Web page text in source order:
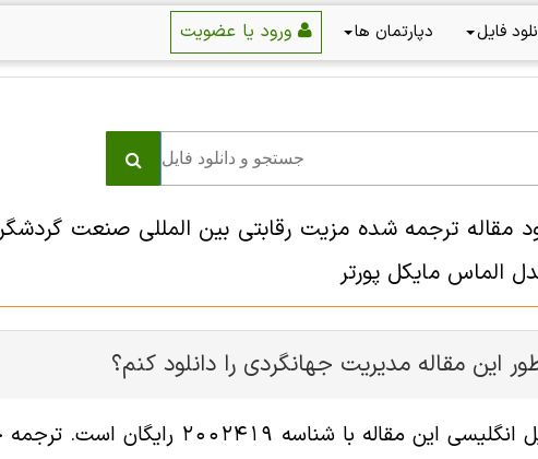
فایل دپارتمان ها
مقاله ترجمه شده مزیت رقابتی بین المللی صنعت
الماس مایکل پورتر
این مقاله مدیریت جهانگردی را دانلود کنم؟
فایل انگلیسی این مقاله با